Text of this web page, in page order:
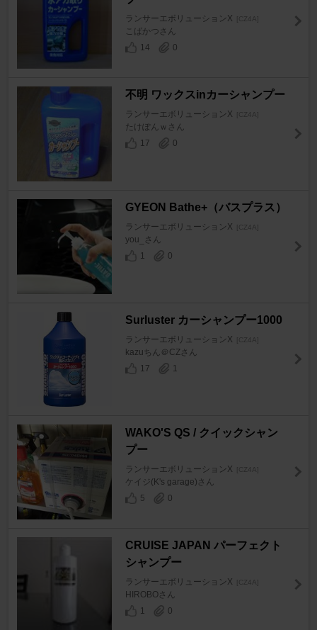
ランサーエボリューションX [CZ4A]
こばかつさん
14
0
不明 ワックスinカーシャンプー
ランサーエボリューションX [CZ4A]
たけぽんｗさん
17
0
GYEON Bathe+（バスプラス）
ランサーエボリューションX [CZ4A]
you_さん
1
0
Surluster カーシャンプー1000
ランサーエボリューションX [CZ4A]
kazuちん＠CZさん
17
1
WAKO'S QS / クイックシャン
プー
ランサーエボリューションX [CZ4A]
ケイジ(K's garage)さん
5
0
CRUISE JAPAN パーフェクト
シャンプー
ランサーエボリューションX [CZ4A]
HIROBOさん
1
0